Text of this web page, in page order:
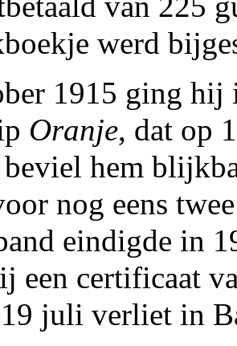
werd
1915 ging hij
Oranje, dat op
beviel hem
nog eens
eindigde in
een certificaat
juli verliet in